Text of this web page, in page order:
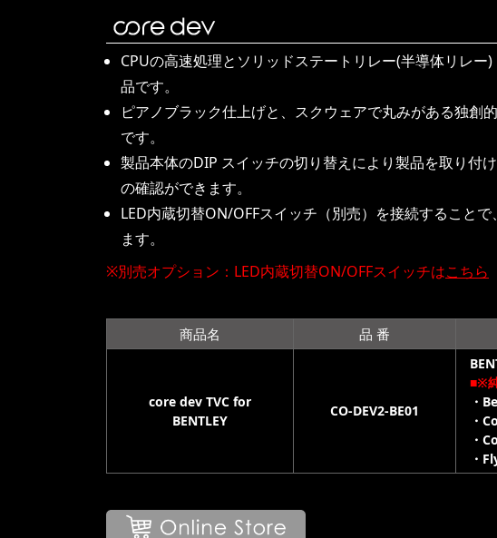
CPUの高速処理とソリッドステートリレー(半導体リレ
品です。
ピアノブラック仕上げと、スクウェアで丸みがある独
です。
製品本体のDIP スイッチの切り替えにより製品を取り付
の確認ができます。
LED内蔵切替ON/OFFスイッチ（別売）を接続すること
ます。
※別売オプション：LED内蔵切替ON/OFFスイッチはこちら
商品名 品 番
core dev TVC for
BENTLEY
CO-DEV2-BE01
■※
・
・
・
・